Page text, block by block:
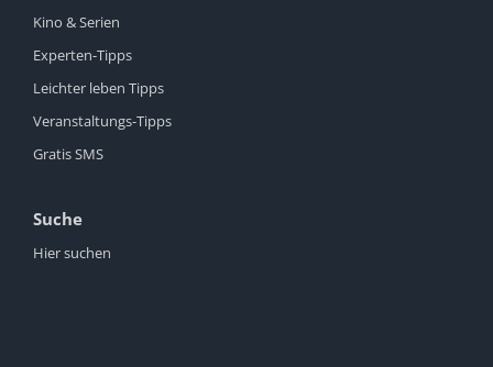
Kino & Serien
Experten-Tipps
Leichter leben Tipps
Veranstaltungs-Tipps
Gratis SMS
Suche
Hier suchen